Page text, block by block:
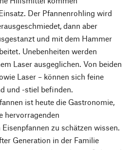
Der Pfannenrohling wird
dann aber
und mit dem Hammer
Unebenheiten werden
Laser ausgeglichen. Von beiden
Laser – können sich feine
und -stiel befinden.
ist heute die Gastronomie,
hervorragenden
zu schätzen wissen.
Gene­ration in der Familie